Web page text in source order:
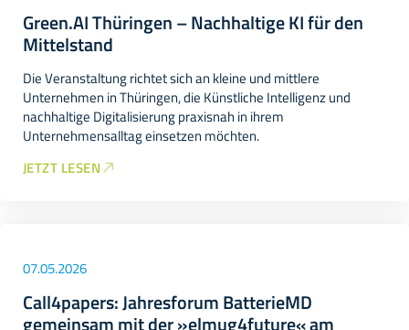
Green.AI Thüringen – Nachhaltige KI für den
Mittelstand
Die Veranstaltung richtet sich an kleine und mittlere
Unternehmen in Thüringen, die Künstliche Intelligenz und
nachhaltige Digitalisierung praxisnah in ihrem
Unternehmensalltag einsetzen möchten.
JETZT LESEN
07.05.2026
Call4papers: Jahresforum BatterieMD